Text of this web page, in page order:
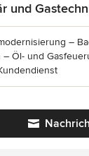
und
–
– Öl- und